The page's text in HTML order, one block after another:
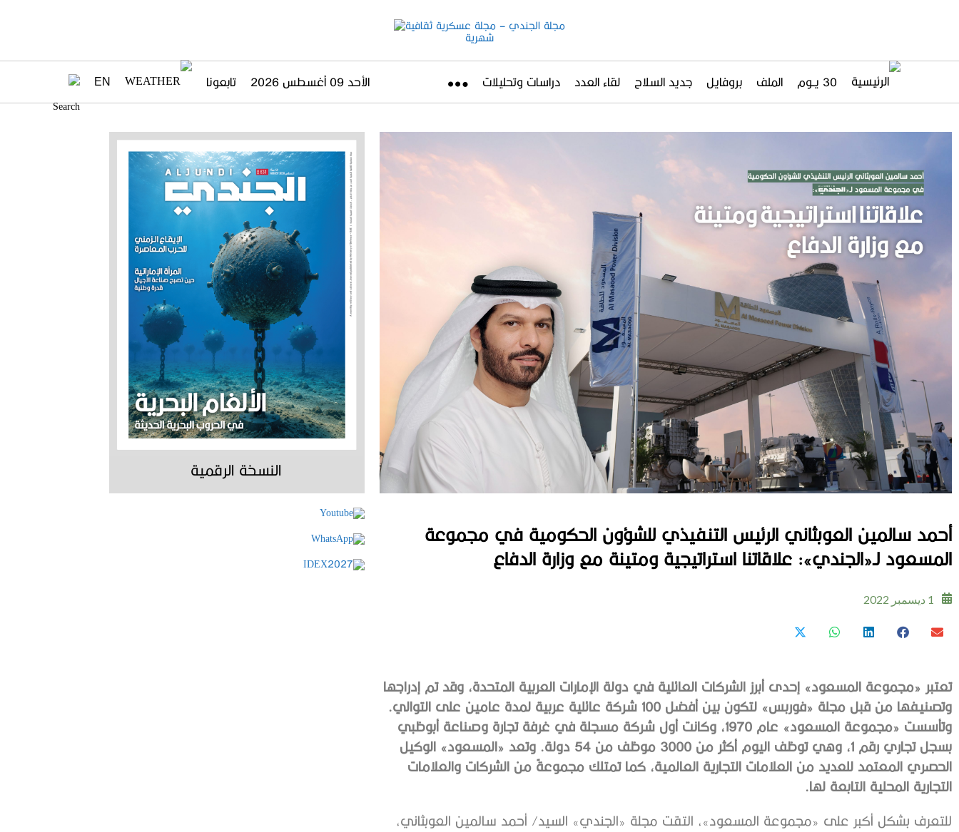
30 يــوم الملف بروفايل جديد السلاح لقاء العدد دراسات وتحليلات الأحد 09 أغسطس 2026 تابعونا EN
أحمد سالمين العوبثاني الرئيس التنفيذي للشؤون الحكومية في مجموعة
المسعود لـ«الجندي»: علاقاتنا استراتيجية ومتينة مع وزارة الدفاع
1 ديسمبر 2022
تعتبر «مجموعة المسعود» إحدى أبرز الشركات العائلية في دولة الإمارات العربية المتحدة، وقد تم إدراجها
وتصنيفها من قبل مجلة «فوربس» لتكون بين أفضل 100 شركة عائلية عربية لمدة عامين على التوالي.
وتأسست «مجموعة المسعود» عام 1970، وكانت أول شركة مسجلة في غرفة تجارة وصناعة أبوظبي
بسجل تجاري رقم 1، وهي توظف اليوم أكثر من 3000 موظف من 54 دولة. وتعد «المسعود» الوكيل
الحصري المعتمد للعديد من العلامات التجارية العالمية، كما تمتلك مجموعةً من الشركات والعلامات
التجارية المحلية التابعة لها.
للتعرف بشكل أكبر على «مجموعة المسعود»، التقت مجلة «الجندي» السيد/ أحمد سالمين العوبثاني،
النسخة الرقمية